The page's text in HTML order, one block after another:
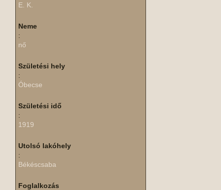
E. K.
Neme
:
nő
Születési hely
:
Óbecse
Születési idő
:
1919
Utolsó lakóhely
:
Békéscsaba
Foglalkozás